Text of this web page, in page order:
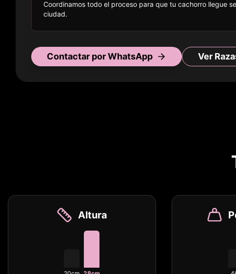
Coordinamos todo el proceso para que tu cachorro llegue
ciudad.
Contactar por WhatsApp Ver
Altura